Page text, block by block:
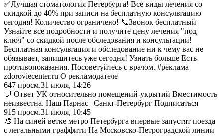
✅Лучшая стоматология Петербурга! Все виды лечения со
скидкой до 40% при записи на бесплатную консультацию
сегодня! Количество ограничено! 📞Звонок бесплатный
Узнайте все подробности и получите цену лечения "под
ключ" со скидкой после обследования и консультации!
Бесплатная консультация и обследование ни к чему вас не
обязывает, запишитесь уже сегодня! Узнать больше Есть
противопоказания. Посоветуйтесь с врачом. #реклама
zdoroviecenter.ru О рекламодателе
647 просм.31 июля, 14:26
💬 Ответ УК относительно помещений-укрытий Вместимость
неизвестна. Наш Парнас | Санкт-Петербург Подписаться
915 просм.31 июля, 10:45
🎨 На синей ветке метро Петербурга впервые запустят поезда
с легальными граффити На Московско-Петроградской линии